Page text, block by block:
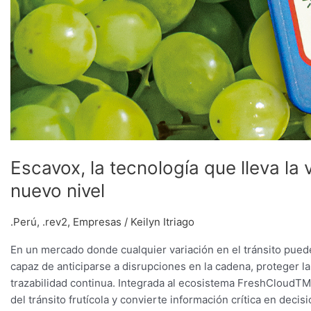
Escavox, la tecnología que lleva
nuevo nivel
.Perú, .rev2, Empresas / Keilyn Itriago
En un mercado donde cualquier variación en el tránsito
capaz de anticiparse a disrupciones en la cadena, proteger
trazabilidad continua. Integrada al ecosistema
del tránsito frutícola y convierte información crítica en